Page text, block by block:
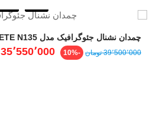
چمدان نشنال جئوگرافیک مدل ARETE N135
قیمت
عادی
39٬500٬000 ‎تومان -10% قیمت
35٬550٬000 ‎تومان